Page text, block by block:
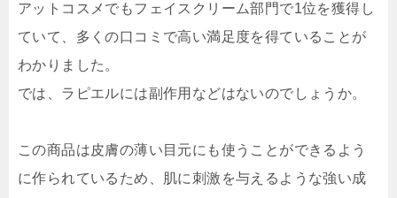
アットコスメでもフェイスクリーム部門で1位を獲得し
ていて、多くの口コミで高い満足度を得ていることが
わかりました。
では、ラピエルには副作用などはないのでしょうか。
この商品は皮膚の薄い目元にも使うことができるよう
に作られているため、肌に刺激を与えるような強い成